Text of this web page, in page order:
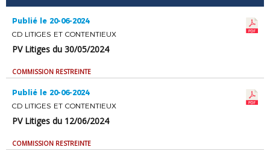
Publié le 20-06-2024
CD LITIGES ET CONTENTIEUX
PV Litiges du 30/05/2024
COMMISSION RESTREINTE
Publié le 20-06-2024
CD LITIGES ET CONTENTIEUX
PV Litiges du 12/06/2024
COMMISSION RESTREINTE